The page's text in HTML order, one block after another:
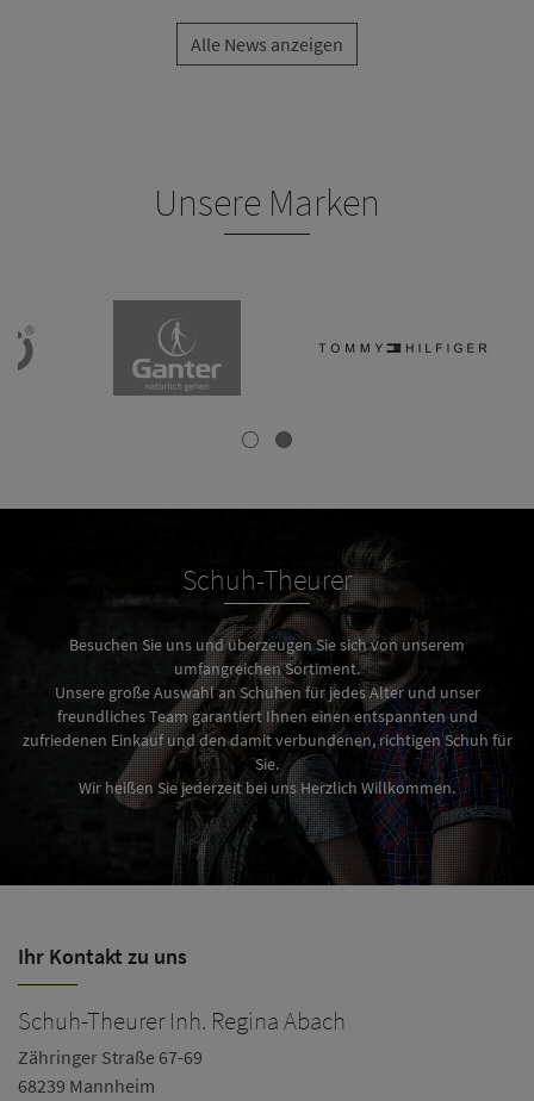
Alle News anzeigen
Unsere Marken
Schuh-Theurer
Besuchen Sie uns und überzeugen Sie sich von unserem
umfangreichen Sortiment.
Unsere große Auswahl an Schuhen für jedes Alter und unser
freundliches Team garantiert Ihnen einen entspannten und
zufriedenen Einkauf und den damit verbundenen, richtigen Schuh für
Sie.
Wir heißen Sie jederzeit bei uns Herzlich Willkommen.
Ihr Kontakt zu uns
Schuh-Theurer Inh. Regina Abach
Zähringer Straße 67-69
68239 Mannheim